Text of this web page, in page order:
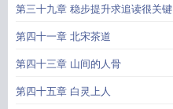
第三十九章 稳步提升求追读很关键
第四十一章 北宋茶道
第四十三章 山间的人骨
第四十五章 白灵上人